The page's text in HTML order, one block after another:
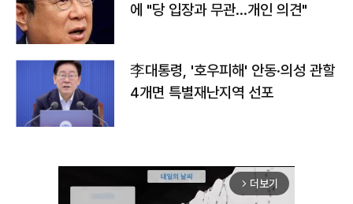
에 "당 입장과 무관…개인 의견"
李대통령, '호우피해' 안동·의성 관할
4개면 특별재난지역 선포
arrow_forward_ios 더보기